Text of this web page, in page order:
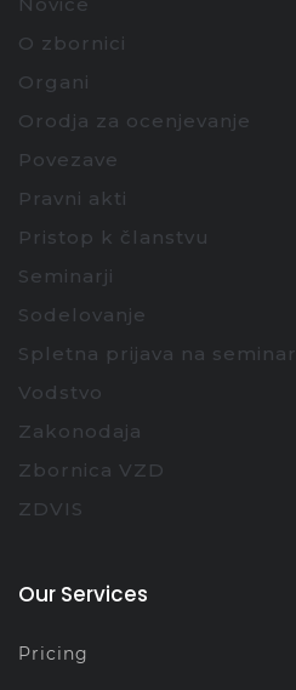
O zbornici
Organi
Orodja za ocenjevanje
Povezave
Pravni akti
Pristop k članstvu
Seminarji
Sodelovanje
Spletna prijava na seminar
Vodstvo
Zakonodaja
Zbornica VZD
ZDVIS
Our Services
Pricing